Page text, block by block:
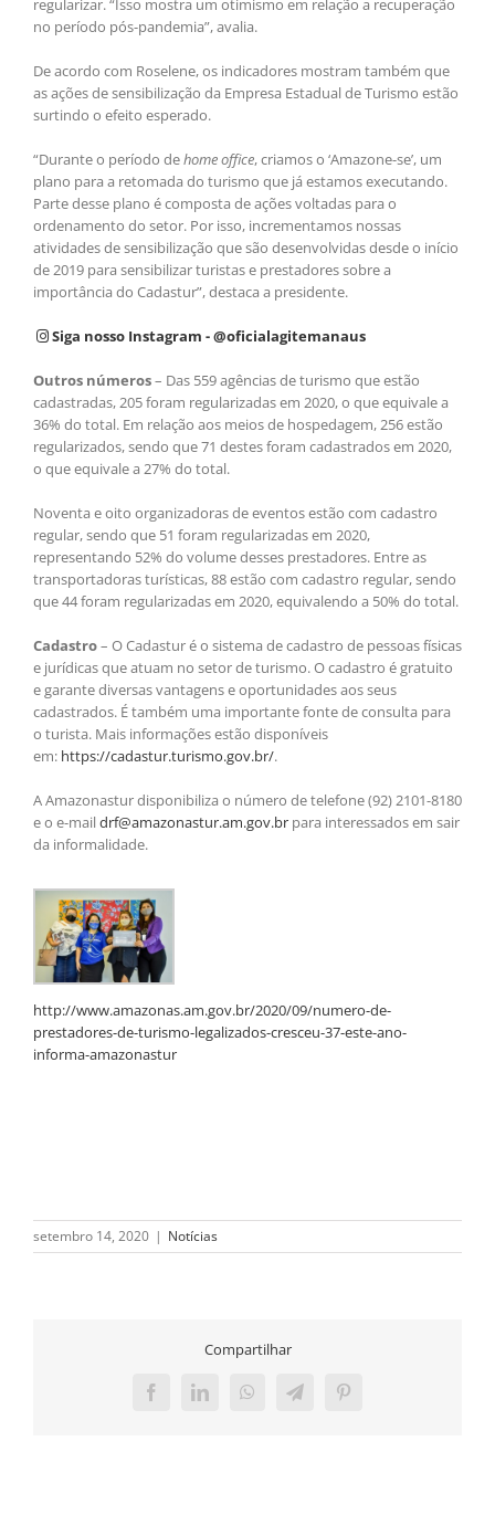
regularizar. “Isso mostra um otimismo em relação a recuperação
no período pós-pandemia”, avalia.
De acordo com Roselene, os indicadores mostram também que
as ações de sensibilização da Empresa Estadual de Turismo estão
surtindo o efeito esperado.
“Durante o período dehome office, criamos o ‘Amazone-se’, um
plano para a retomada do turismo que já estamos executando.
Parte desse plano é composta de ações voltadas para o
ordenamento do setor. Por isso, incrementamos nossas
atividades de sensibilização que são desenvolvidas desde o início
de 2019 para sensibilizar turistas e prestadores sobre a
importância do Cadastur”, destaca a presidente.
Siga nosso Instagram - @oficialagitemanaus
Outros números– Das 559 agências de turismo que estão
cadastradas, 205 foram regularizadas em 2020, o que equivale a
36% do total. Em relação aos meios de hospedagem, 256 estão
regularizados, sendo que 71 destes foram cadastrados em 2020,
o que equivale a 27% do total.
Noventa e oito organizadoras de eventos estão com cadastro
regular, sendo que 51 foram regularizadas em 2020,
representando 52% do volume desses prestadores. Entre as
transportadoras turísticas, 88 estão com cadastro regular, sendo
que 44 foram regularizadas em 2020, equivalendo a 50% do total.
Cadastro– O Cadastur é o sistema de cadastro de pessoas físicas
e jurídicas que atuam no setor de turismo. O cadastro é gratuito
e garante diversas vantagens e oportunidades aos seus
cadastrados. É também uma importante fonte de consulta para
o turista. Mais informações estão disponíveis
em: https://cadastur.turismo.gov.br/.
A Amazonastur disponibiliza o número de telefone (92) 2101-8180
e o e-maildrf@amazonastur.am.gov.br para interessados em sair
da informalidade.
http://www.amazonas.am.gov.br/2020/09/numero-de-
prestadores-de-turismo-legalizados-cresceu-37-este-ano-
informa-amazonastur
setembro 14, 2020 | Notícias
Compartilhar
FacebookLinkedInWhatsAppTelegramPinterest